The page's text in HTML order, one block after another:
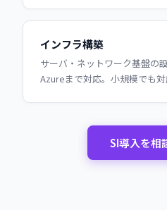
インフラ構築
サーバ・ネットワーク基盤の
Azureまで対応。小規模でも対
SI導入を